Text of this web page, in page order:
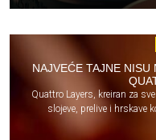
NAJVEĆE TAJNE
Quattro Layers, kreiran za
slojeve, prelive i hrskave